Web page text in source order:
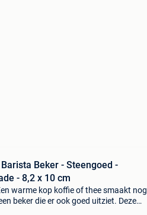
Beker - Steengoed -
- 8,2 x 10 cm
warme kop koffie of thee smaakt nog
beker die er ook goed uitziet. Deze